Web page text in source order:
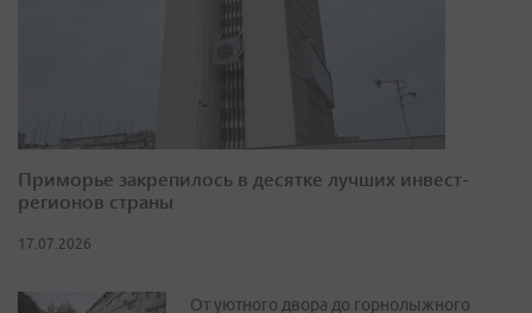
Приморье закрепилось в десятке лучших инвест-
регионов страны
17.07.2026
От уютного двора до горнолыжного